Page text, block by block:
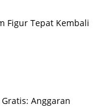
Figur Tepat Kembali
Anggaran